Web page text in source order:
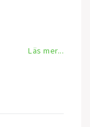
Läs mer...